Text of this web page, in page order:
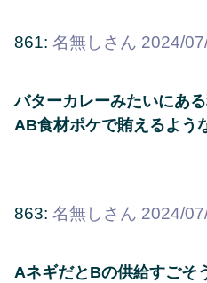
861: 名無しさん 2024/
バターカレーみたいにあ
AB食材ポケで賄えるよう
863: 名無しさん 2024/
AネギだとBの供給すごそ